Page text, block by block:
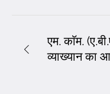
एम. काॅम.
व्याख्यान का